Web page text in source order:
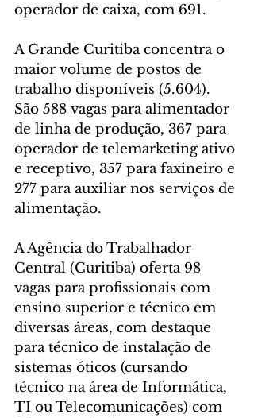
operador de caixa, com 691.
A Grande Curitiba concentra o
maior volume de postos de
trabalho disponíveis (5.604).
São 588 vagas para alimentador
de linha de produção, 367 para
operador de telemarketing ativo
e receptivo, 357 para faxineiro e
277 para auxiliar nos serviços de
alimentação.
A Agência do Trabalhador
Central (Curitiba) oferta 98
vagas para profissionais com
ensino superior e técnico em
diversas áreas, com destaque
para técnico de instalação de
sistemas óticos (cursando
técnico na área de Informática,
TI ou Telecomunicações) com